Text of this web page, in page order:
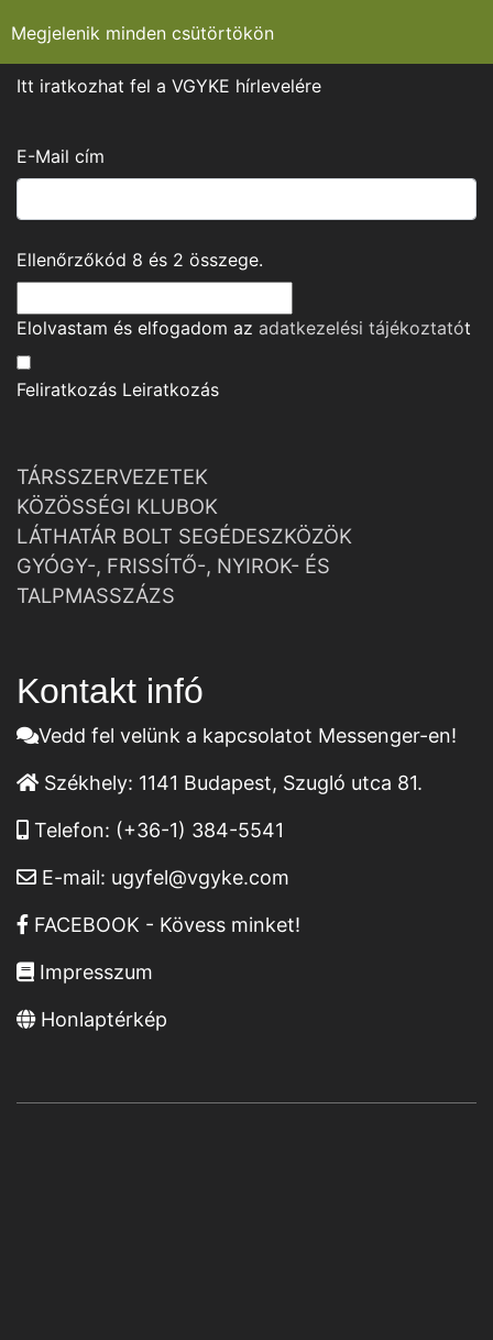
Megjelenik minden csütörtökön
Itt iratkozhat fel a VGYKE hírlevelére
E-Mail cím
Ellenőrzőkód 8 és 2 összege.
Elolvastam és elfogadom az adatkezelési tájékoztatót
Feliratkozás Leiratkozás
TÁRSSZERVEZETEK
KÖZÖSSÉGI KLUBOK
LÁTHATÁR BOLT SEGÉDESZKÖZÖK
GYÓGY-, FRISSÍTŐ-, NYIROK- ÉS
TALPMASSZÁZS
Kontakt infó
Vedd fel velünk a kapcsolatot Messenger-en!
Székhely: 1141 Budapest, Szugló utca 81.
Telefon: (+36-1) 384-5541
E-mail: ugyfel@vgyke.com
FACEBOOK - Kövess minket!
Impresszum
Honlaptérkép